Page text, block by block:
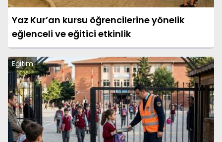
Yaz Kur’an kursu öğrencilerine yönelik
eğlenceli ve eğitici etkinlik
Eğitim